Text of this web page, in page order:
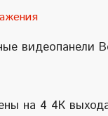
видеопанели
на 4 4К